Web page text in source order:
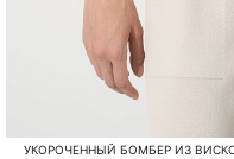
УКОРОЧЕННЫЙ БОМБЕР ИЗ